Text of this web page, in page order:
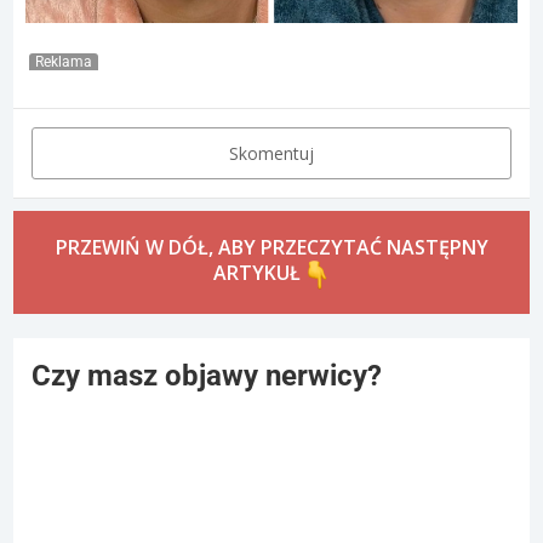
Reklama
Skomentuj
PRZEWIŃ W DÓŁ, ABY PRZECZYTAĆ NASTĘPNY
ARTYKUŁ
Czy masz objawy nerwicy?